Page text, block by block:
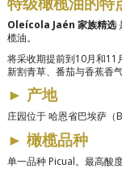
Oleícola Jaén 家族精选
榄油。
将采收期提前到10月和11
新割青草、番茄与香蕉香
► 产地
庄园位于哈恩省巴埃萨（
► 橄榄品种
单一品种 Picual。最高酸